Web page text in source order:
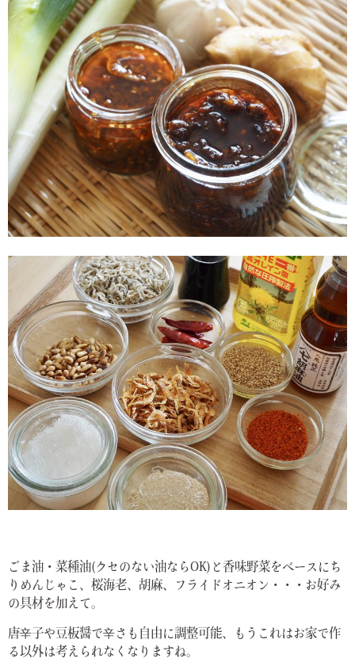
ごま油・菜種油(クセのない油ならOK)と香味野菜をベースにち
りめんじゃこ、桜海老、胡麻、フライドオニオン・・・お好み
の具材を加えて。
唐辛子や豆板醤で辛さも自由に調整可能、もうこれはお家で作
る以外は考えられなくなりますね。